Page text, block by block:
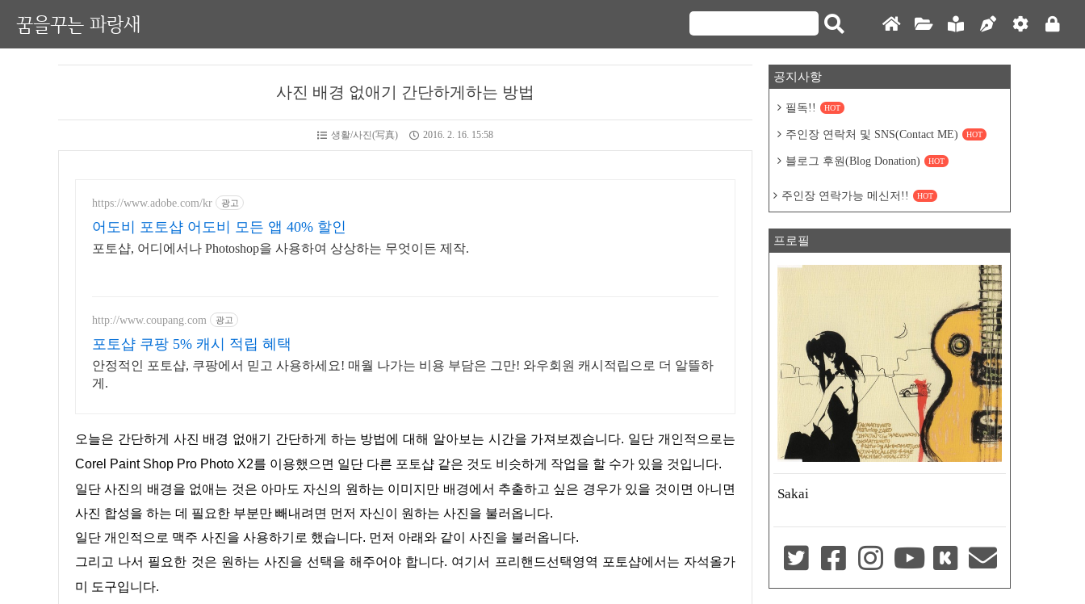
꿈을꾸는 파랑새
사진 배경 없애기 간단하게하는 방법
생활/사진(写真) 2016. 2. 16. 15:58
https://www.adobe.com/kr 광고
어도비 포토샵 어도비 모든 앱 40% 할인
포토샵, 어디에서나 Photoshop을 사용하여 상상하는 무엇이든 제작.
http://www.coupang.com 광고
포토샵 쿠팡 5% 캐시 적립 혜택
안정적인 포토샵, 쿠팡에서 믿고 사용하세요! 매월 나가는 비용 부담은 그만! 와우회원 캐시적립으로 더 알뜰하
게.
오늘은 간단하게 사진 배경 없애기 간단하게 하는 방법에 대해 알아보는 시간을 가져보겠습니다. 일단 개인적으로는
Corel Paint Shop Pro Photo X2를 이용했으면 일단 다른 포토샵 같은 것도 비슷하게 작업을 할 수가 있을 것입니다.
일단 사진의 배경을 없애는 것은 아마도 자신의 원하는 이미지만 배경에서 추출하고 싶은 경우가 있을 것이면 아니면
사진 합성을 하는 데 필요한 부분만 빼내려면 먼저 자신이 원하는 사진을 불러옵니다.
일단 개인적으로 맥주 사진을 사용하기로 했습니다. 먼저 아래와 같이 사진을 불러옵니다.
그리고 나서 필요한 것은 원하는 사진을 선택을 해주어야 합니다. 여기서 프리핸드선택영역 포토샵에서는 자석올가
미 도구입니다.
공지사항
필독!! HOT
주인장 연락처 및 SNS(Contact ME) HOT
블로그 후원(Blog Donation) HOT
주인장 연락가능 메신저!! HOT
프로필
Sakai